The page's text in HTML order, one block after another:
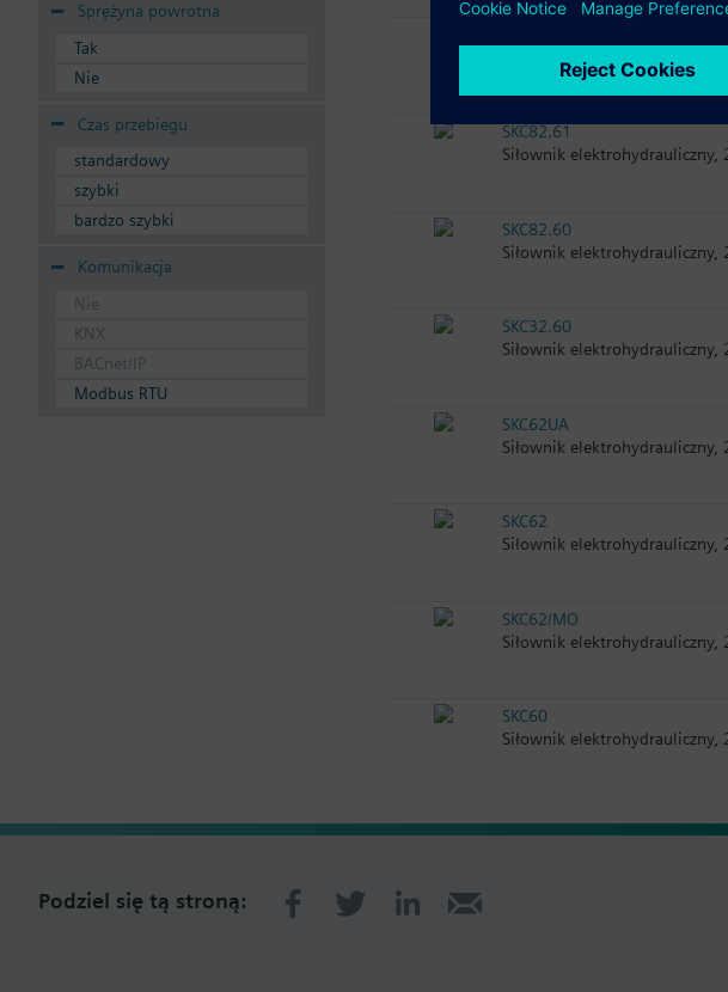
Sprężyna powrotna
Tak
Nie
Czas przebiegu
standardowy
szybki
bardzo szybki
Komunikacja
Nie
KNX
BACnet/IP
Modbus RTU
Siłownik
SKC82.61
Siłownik
SKC82.60
Siłownik elektrohydrauliczny,
SKC32.60
Siłownik elektrohydrauliczny,
SKC62UA
Siłownik
SKC62
Siłownik
SKC62/MO
Siłownik elektrohydrauliczny,
SKC60
Siłownik
Podziel się tą stroną: